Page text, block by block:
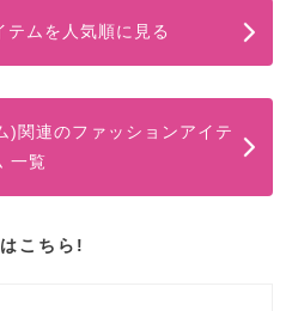
テムを人気順に見る
)関連のファッションアイテ
一覧
こちら!